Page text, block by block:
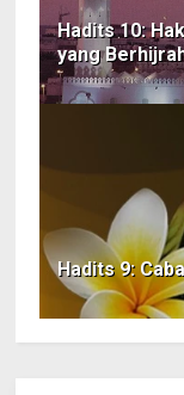
Hadits 10:
yang
Hadits 9: